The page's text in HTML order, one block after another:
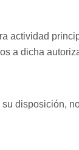
actividad
a dicha
su disposición,